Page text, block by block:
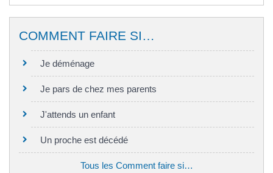
COMMENT FAIRE SI…
Je déménage
Je pars de chez mes parents
J'attends un enfant
Un proche est décédé
Tous les Comment faire si…